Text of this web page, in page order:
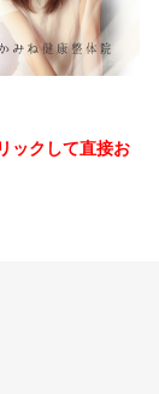
ックして直接お